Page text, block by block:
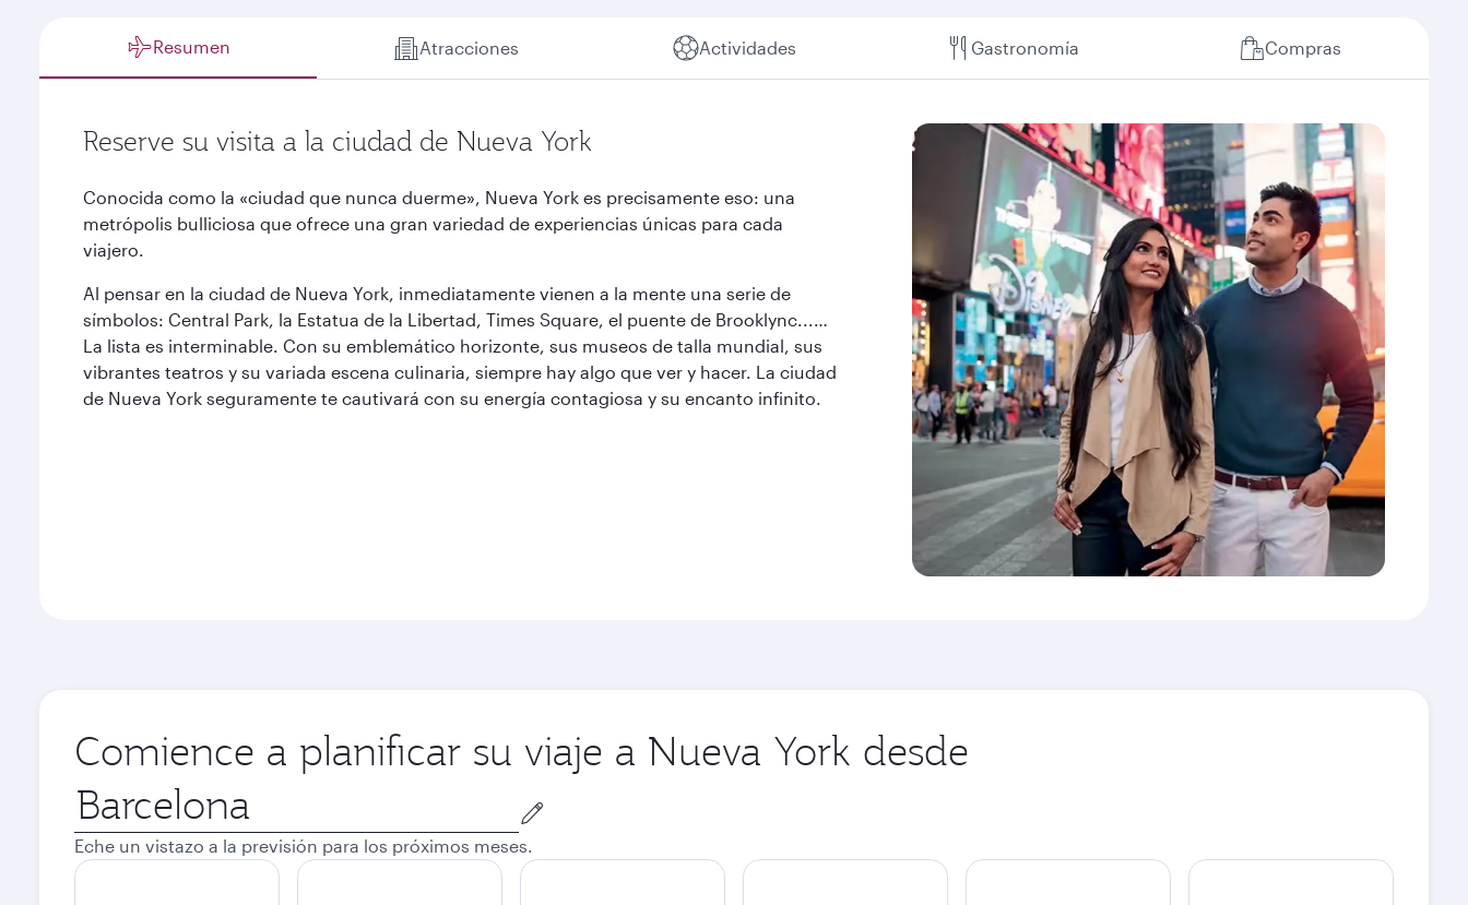
Resumen Atracciones Actividades Gastronomía Compras
Reserve su visita a la ciudad de Nueva York
Conocida como la «ciudad que nunca duerme», Nueva York es precisamente eso: una
metrópolis bulliciosa que ofrece una gran variedad de experiencias únicas para cada
viajero.
Al pensar en la ciudad de Nueva York, inmediatamente vienen a la mente una serie de
símbolos: Central Park, la Estatua de la Libertad, Times Square, el puente de Brooklync...…
La lista es interminable. Con su emblemático horizonte, sus museos de talla mundial, sus
vibrantes teatros y su variada escena culinaria, siempre hay algo que ver y hacer. La ciudad
de Nueva York seguramente te cautivará con su energía contagiosa y su encanto infinito.
Comience a planificar su viaje a Nueva York desde
Ciudad
de
salida
Eche un vistazo a la previsión para los próximos meses.